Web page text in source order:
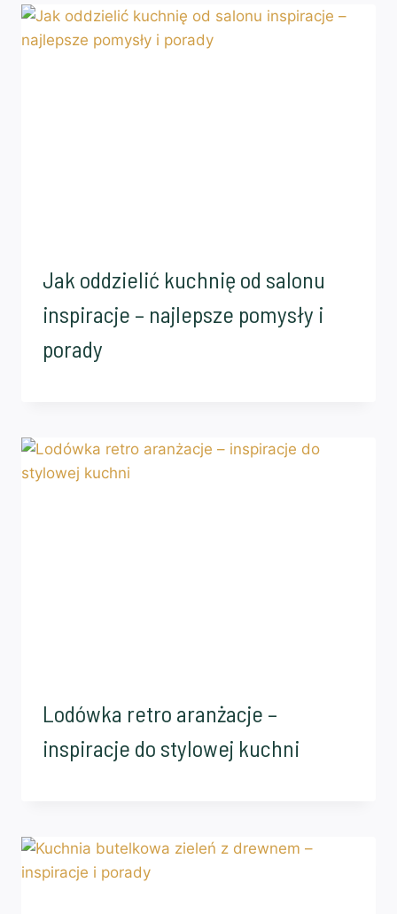
Jak oddzielić kuchnię od salonu
inspiracje – najlepsze pomysły i
porady
Lodówka retro aranżacje –
inspiracje do stylowej kuchni